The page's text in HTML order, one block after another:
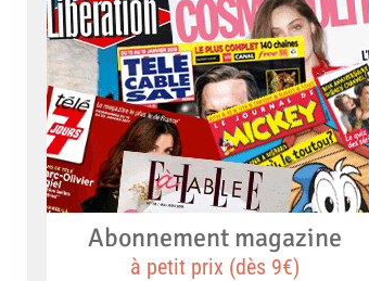
Abonnement magazine
à petit prix (dès 9€)